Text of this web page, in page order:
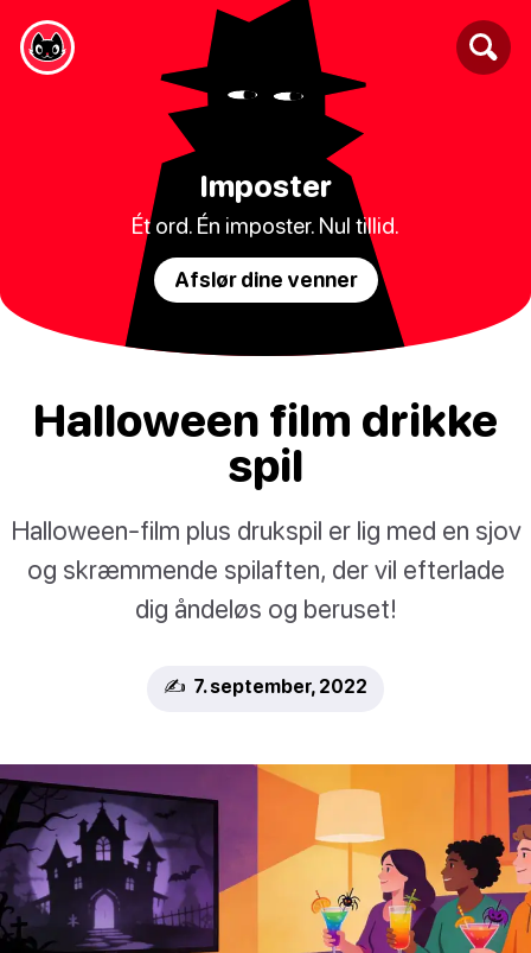
Imposter
Ét ord. Én imposter. Nul tillid.
Afslør dine venner
Halloween film drikke
spil
Halloween-film plus drukspil er lig med en sjov
og skræmmende spilaften, der vil efterlade
dig åndeløs og beruset!
✍️ 7. september, 2022